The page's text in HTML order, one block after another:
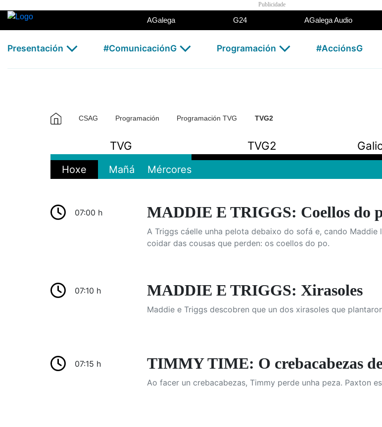
Skip to Main Content
TVG2 - CSAG Publicidade
AGalega G24 AGalega Audio
Presentación #ComunicaciónG Programación #AcciónsG
CSAG Programación Programación TVG TVG2
TVG TVG2
Hoxe Mañá Mércores
07:00 h MADDIE E TRIGGS: Coellos do
A Triggs cáelle unha pelota debaixo do sofá e, cando
coidar das cousas que perden: os coellos do po.
07:10 h MADDIE E TRIGGS: Xirasoles
Maddie e Triggs descobren que un dos xirasoles que
07:15 h TIMMY TIME: O crebacabezas
Ao facer un crebacabezas, Timmy perde unha peza. Paxton